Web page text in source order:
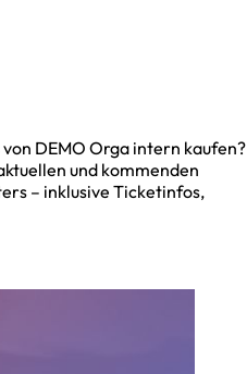
DEMO Orga intern kaufen?
und kommenden
– inklusive Ticketinfos,